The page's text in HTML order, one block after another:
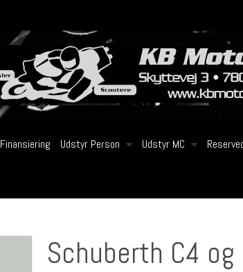
Finansiering Udstyr Person Udstyr MC
Schuberth C4